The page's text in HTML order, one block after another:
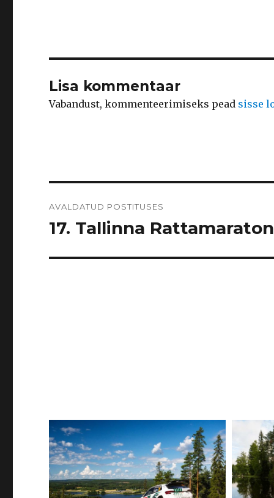
Lisa kommentaar
Vabandust, kommenteerimiseks pead sisse
AVALDATUD POSTITUSES
17. Tallinna